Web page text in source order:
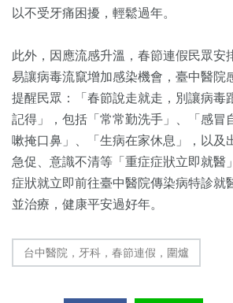
以不受牙痛困擾，輕鬆過年。
此外，因應流感升溫，春節連假民眾安
易讓病毒流竄增加感染機會，臺中醫院
提醒民眾：「春節說走就走，別讓病毒
記得」，包括「常常勤洗手」、「感冒
嗽掩口鼻」、「生病在家休息」，以及
急促、意識不清等「重症症狀立即就醫
症狀就立即前往臺中醫院傳染病特診就
並治療，健康平安過好年。
台中醫院，牙科，春節連假，圍爐